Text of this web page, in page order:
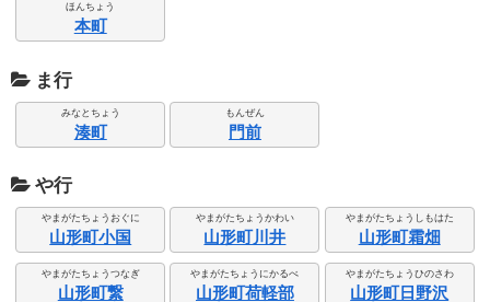
ほんちょう
本町
ま行
みなとちょう
湊町
もんぜん
門前
や行
やまがたちょうおぐに
山形町小国
やまがたちょうかわい
山形町川井
やまがたちょうしもはた
山形町霜畑
やまがたちょうつなぎ
山形町繋
やまがたちょうにかるべ
山形町荷軽部
やまがたちょうひのさわ
山形町日野沢